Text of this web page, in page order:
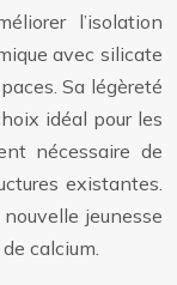
l’isolation
avec silicate
Sa légèreté
idéal pour les
nécessaire de
existantes.
jeunesse
calcium.